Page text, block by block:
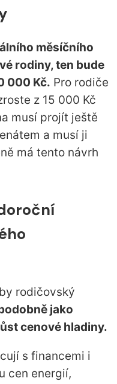
měsíčního
rodiny, ten bude
000 Kč. Pro rodiče
z 15 000 Kč
musí projít ještě
a musí ji
má tento návrh
rodičovský
jako
cenové hladiny.
s financemi i
cen energií,